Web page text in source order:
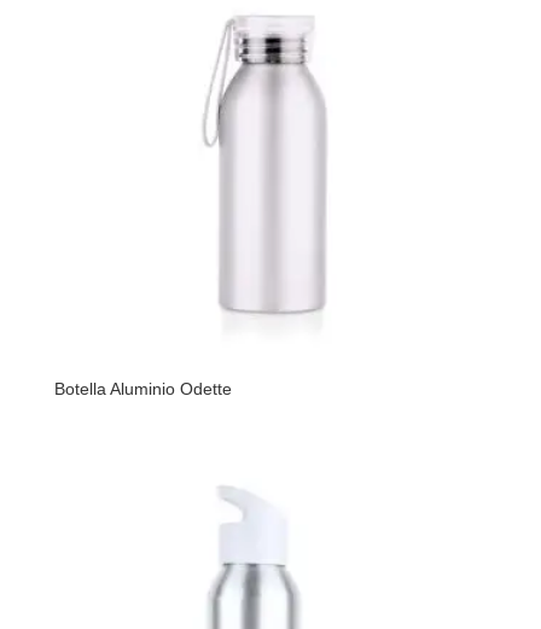
Botella Aluminio Odette